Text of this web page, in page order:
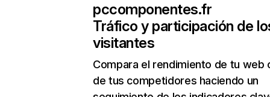
pccomponentes.fr
Tráfico y participación de
visitantes
Compara el rendimiento de tu web
de tus competidores haciendo un